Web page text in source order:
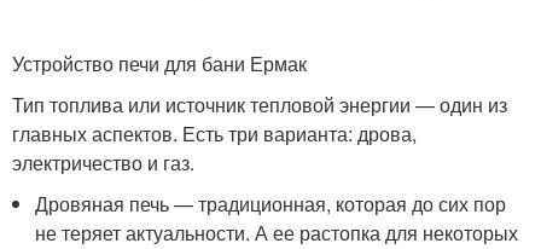
Устройство печи для бани Ермак
Тип топлива или источник тепловой энергии — один из
главных аспектов. Есть три варианта: дрова,
электричество и газ.
Дровяная печь — традиционная, которая до сих пор
не теряет актуальности. А ее растопка для некоторых